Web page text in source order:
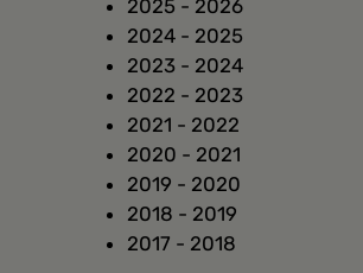
2025 - 2026
2024 - 2025
2023 - 2024
2022 - 2023
2021 - 2022
2020 - 2021
2019 - 2020
2018 - 2019
2017 - 2018